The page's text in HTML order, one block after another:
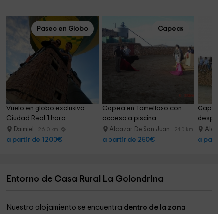
Paseo en Globo
Vuelo en globo exclusivo
Ciudad Real 1 hora
Daimiel 26.0 km
a partir de 1200€
Capeas
Capea en Tomelloso con
acceso a piscina
Alcazar De San Juan 24.0 km
a partir de 250€ a
Entorno de Casa Rural La Golondrina
Nuestro alojamiento se encuentra dentro de la zona